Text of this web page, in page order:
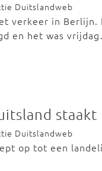
Duitslandweb
verkeer in Berlijn.
en het was
staakt
Duitslandweb
op tot een